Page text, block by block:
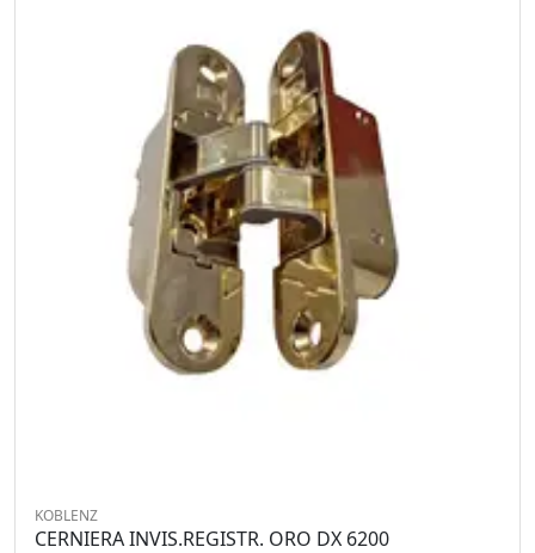
KOBLENZ
CERNIERA INVIS.REGISTR. ORO DX 6200